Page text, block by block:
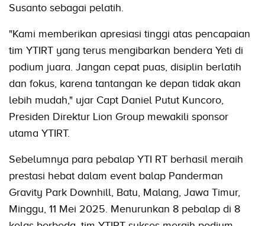
Susanto sebagai pelatih.
"Kami memberikan apresiasi tinggi atas pencapaian
tim YTIRT yang terus mengibarkan bendera Yeti di
podium juara. Jangan cepat puas, disiplin berlatih
dan fokus, karena tantangan ke depan tidak akan
lebih mudah," ujar Capt Daniel Putut Kuncoro,
Presiden Direktur Lion Group mewakili sponsor
utama YTIRT.
Sebelumnya para pebalap YTI RT berhasil meraih
prestasi hebat dalam event balap Panderman
Gravity Park Downhill, Batu, Malang, Jawa Timur,
Minggu, 11 Mei 2025. Menurunkan 8 pebalap di 8